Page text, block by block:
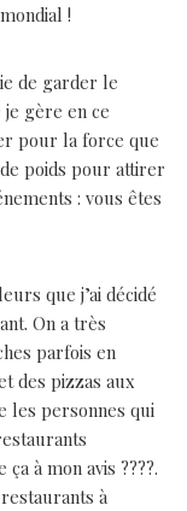
!
de garder le
gère en ce
pour la force que
de poids pour attirer
: vous êtes
que j’ai décidé
On a très
parfois en
des pizzas aux
les personnes qui
à mon avis ????.
à